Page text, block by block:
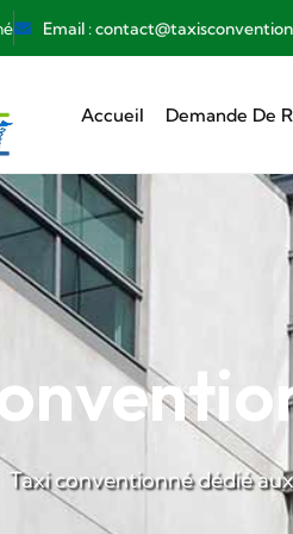
Email :
Accueil Demande De
Taxi conventionné dédié